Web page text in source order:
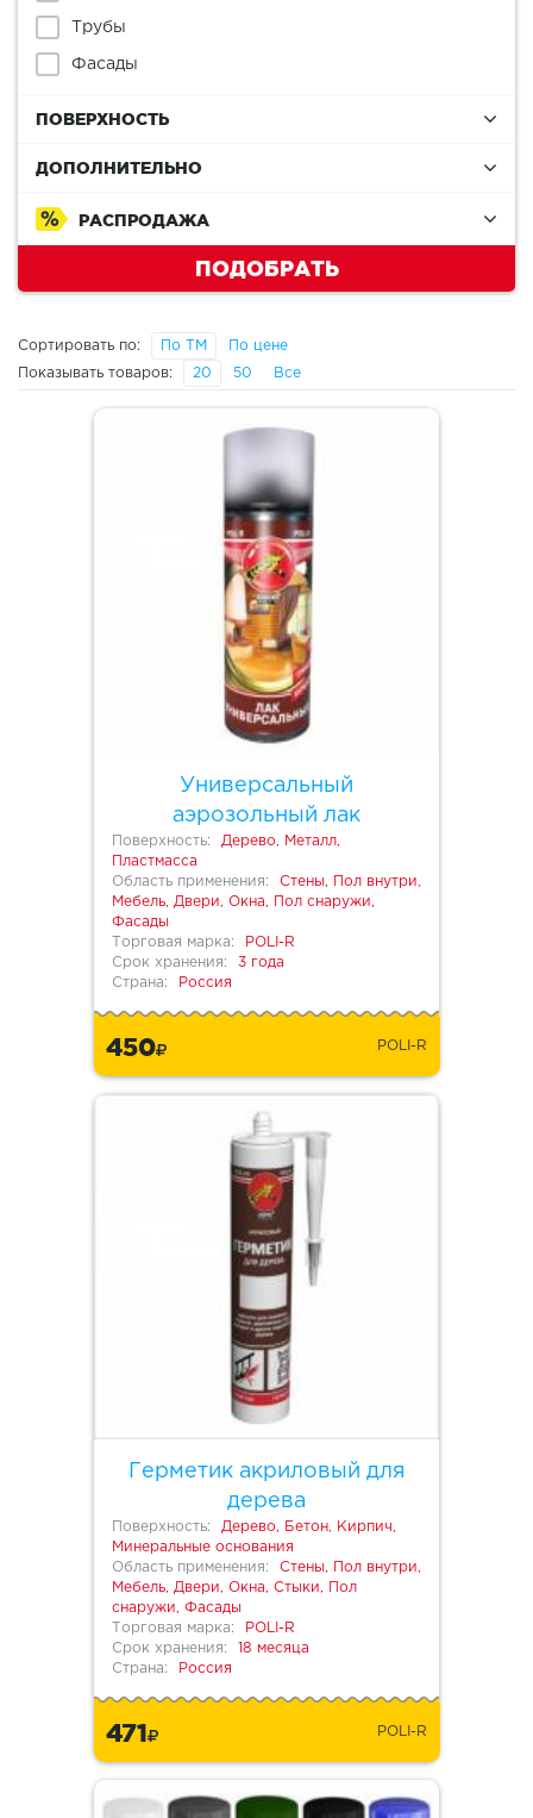
Трубы
Фасады
ПОВЕРХНОСТЬ
ДОПОЛНИТЕЛЬНО
РАСПРОДАЖА
ПОДОБРАТЬ
Сортировать по: По ТМ По цене
Показывать товаров: 20 50 Все
Универсальный
аэрозольный лак
Поверхность:
Дерево, Металл,
Пластмасса
Область применения:
Стены, Пол внутри,
Мебель, Двери, Окна, Пол снаружи,
Фасады
Торговая марка:
POLI-R
Срок хранения:
3 года
Страна:
Россия
450 POLI-R
Герметик акриловый для
дерева
Поверхность:
Дерево, Бетон, Кирпич,
Минеральные основания
Область применения:
Стены, Пол внутри,
Мебель, Двери, Окна, Стыки, Пол
снаружи, Фасады
Торговая марка:
POLI-R
Срок хранения:
18 месяца
Страна:
Россия
471 POLI-R